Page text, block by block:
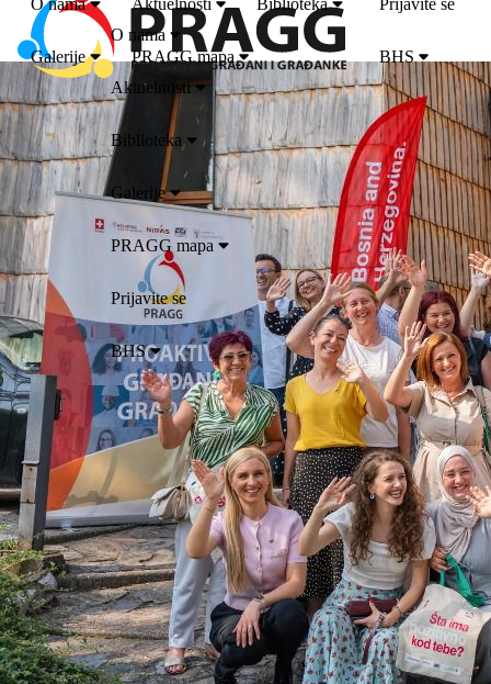
O nama Aktuelnosti Biblioteka
Galerije PRAGG mapa
Prijavite se
BHS
O nama
Aktuelnosti
Biblioteka
Galerije
PRAGG mapa
Prijavite se
BHS